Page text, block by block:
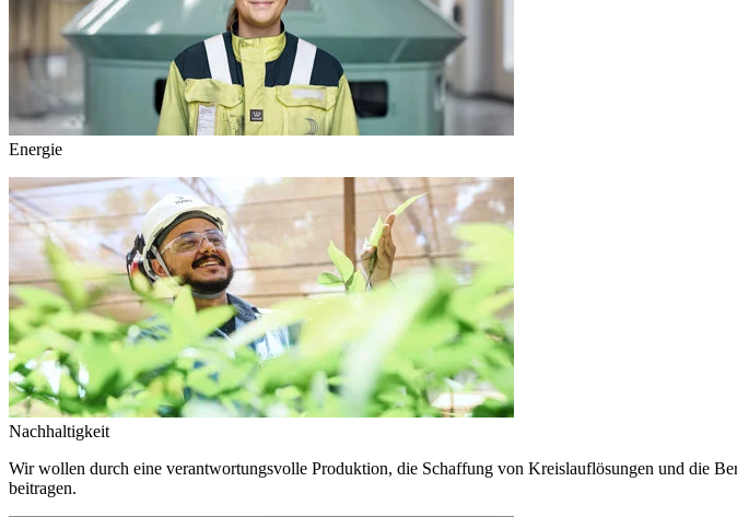
Energie
Nachhaltigkeit
Wir wollen durch eine verantwortungsvolle Produktion, die Schaffung von Kreislauflösungen und die
beitragen.